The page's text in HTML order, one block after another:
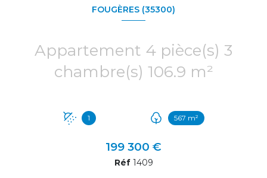
FOUGÈRES (35300)
Appartement 4 pièce(s) 3
chambre(s) 106.9 m²
1 567 m²
199 300 €
Réf 1409